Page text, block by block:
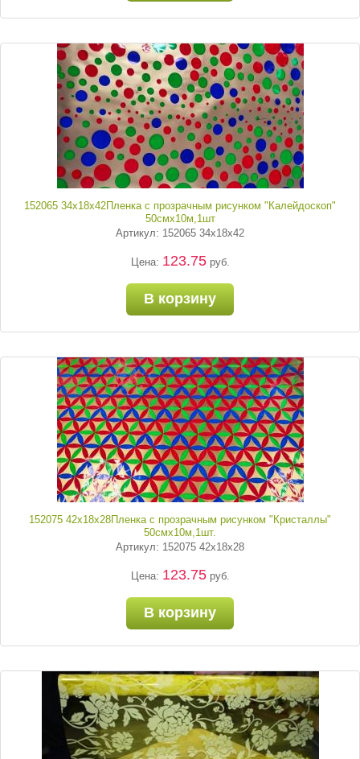
152065 34х18х42Пленка с прозрачным рисунком "Калейдоскоп"
50смх10м,1шт
Артикул: 152065 34х18х42
Цена: 123.75руб.
В корзину
152075 42х18х28Пленка с прозрачным рисунком "Кристаллы"
50смх10м,1шт.
Артикул: 152075 42х18х28
Цена: 123.75руб.
В корзину